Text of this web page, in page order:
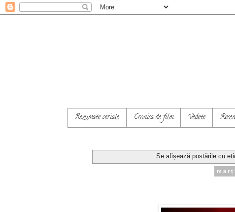
Rezumate seriale Cronica de film Vedete
Se afișează postările cu